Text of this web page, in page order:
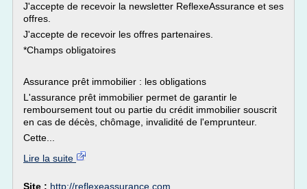
J'accepte de recevoir la newsletter ReflexeAssurance et ses
offres.
J'accepte de recevoir les offres partenaires.
*Champs obligatoires
Assurance prêt immobilier : les obligations
L'assurance prêt immobilier permet de garantir le
remboursement tout ou partie du crédit immobilier souscrit
en cas de décès, chômage, invalidité de l'emprunteur.
Cette...
Lire la suite
Site : http://reflexeassurance.com